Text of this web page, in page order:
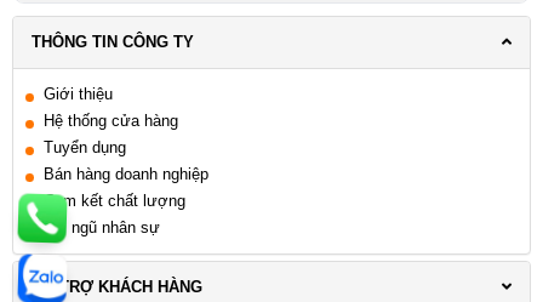
THÔNG TIN CÔNG TY
Giới thiệu
Hệ thống cửa hàng
Tuyển dụng
Bán hàng doanh nghiệp
Cam kết chất lượng
Đội ngũ nhân sự
HỖ TRỢ KHÁCH HÀNG